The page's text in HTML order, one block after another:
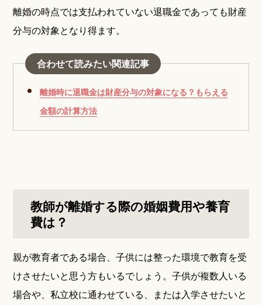
離婚の時点では支払われていない退職金であっても財産
分与の対象となり得ます。
合わせて読みたい関連記事
離婚時に退職金は財産分与の対象になる？もらえる
金額の計算方法
教師が離婚する際の婚姻費用や養育
費は？
親が教育者である場合、子供には整った環境で教育を受
けさせたいと思う方もいるでしょう。子供が複数人いる
場合や、私立校に通わせている、または入学させたいと